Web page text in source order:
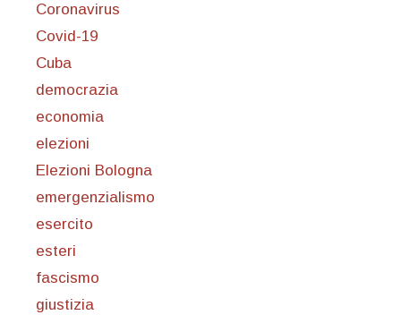
Coronavirus
Covid-19
Cuba
democrazia
economia
elezioni
Elezioni Bologna
emergenzialismo
esercito
esteri
fascismo
giustizia